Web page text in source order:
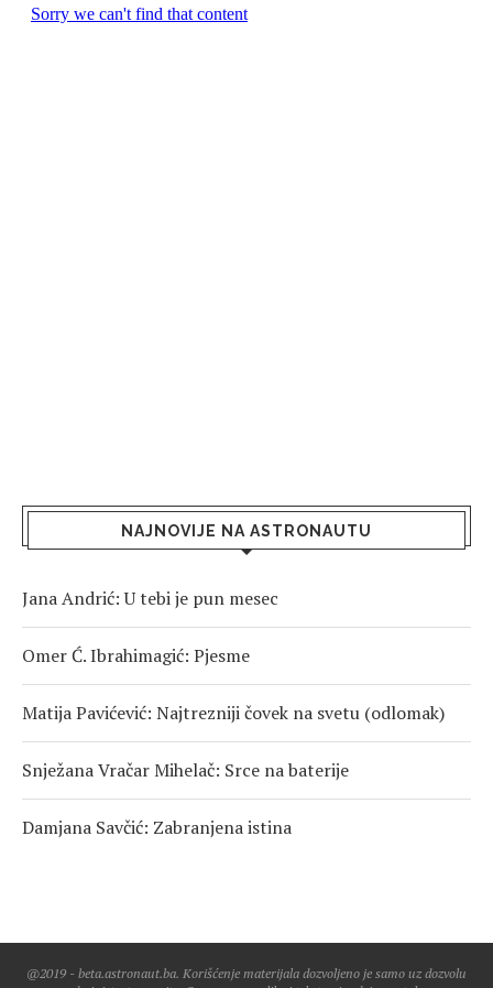
NAJNOVIJE NA ASTRONAUTU
Jana Andrić: U tebi je pun mesec
Omer Ć. Ibrahimagić: Pjesme
Matija Pavićević: Najtrezniji čovek na svetu (odlomak)
Snježana Vračar Mihelač: Srce na baterije
Damjana Savčić: Zabranjena istina
@2019 - beta.astronaut.ba. Korišćenje materijala dozvoljeno je samo uz dozvolu